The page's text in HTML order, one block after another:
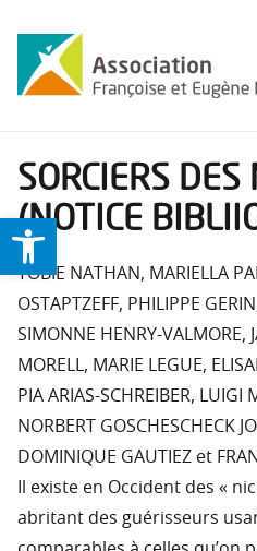
Ouvrir la barre d’outils
SORCIERS DES
(NOTICE
TOBIE NATHAN, MARIELLA
OSTAPTZEFF, PHILIPPE
SIMONNE HENRY-VALMORE,
MORELL, MARIE LEGUE,
PIA ARIAS-SCHREIBER, LUIGI
NORBERT GOSCHESCHECK
DOMINIQUE GAUTIEZ et
Il existe en Occident des «
abritant des guérisseurs